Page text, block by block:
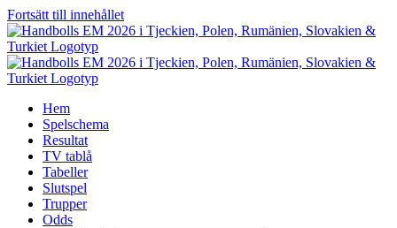
Fortsätt till innehållet
Hem
Spelschema
Resultat
TV tablå
Tabeller
Slutspel
Trupper
Odds